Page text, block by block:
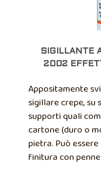
SIGILLANTE
2002
Appositamente
sigillare crepe, su
supporti quali
cartone (duro o
pietra. Può
finitura con